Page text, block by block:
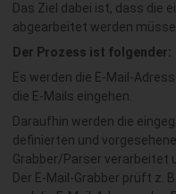
Das Ziel dabei ist, dass die
abgearbeitet werden
Der Prozess ist folgender:
Es werden die E-Mail-
die E-Mails eingehen.
Daraufhin werden die
definierten und
Grabber/Parser verarbeitet
Der E-Mail-Grabber prüft z.